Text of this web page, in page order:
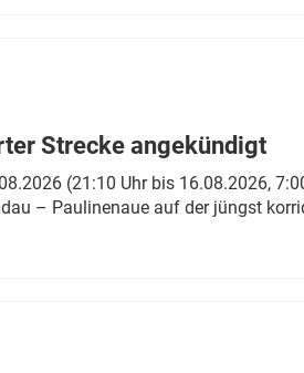
Strecke angekündigt
(21:10 Uhr bis 16.08.2026,
– Paulinenaue auf der jüngst